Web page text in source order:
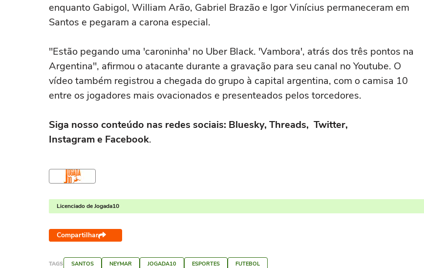
enquanto Gabigol, William Arão, Gabriel Brazão e Igor Vinícius permaneceram em
Santos e pegaram a carona especial.
"Estão pegando uma 'caroninha' no Uber Black. 'Vambora', atrás dos três pontos na
Argentina", afirmou o atacante durante a gravação para seu canal no Youtube. O
vídeo também registrou a chegada do grupo à capital argentina, com o camisa 10
entre os jogadores mais ovacionados e presenteados pelos torcedores.
Siga nosso conteúdo nas redes sociais: Bluesky, Threads, Twitter,
Instagram e Facebook.
Licenciado de Jogada10
Compartilhar
TAGS SANTOS NEYMAR JOGADA10 ESPORTES FUTEBOL